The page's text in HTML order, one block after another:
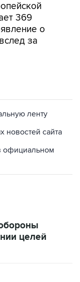
369
о
за
ленту
новостей сайта
официальном
целей